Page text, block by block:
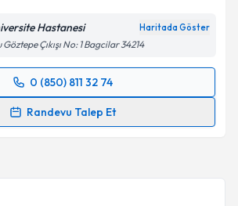
okudum ve kişisel verilerimin belirtilen
işlenmesini kabul ediyorum.
Hastanesi Haritada Göster
Çıkışı No: 1 Bagcilar 34214
0 (850) 811 32 74
Randevu Talep Et
Talebi